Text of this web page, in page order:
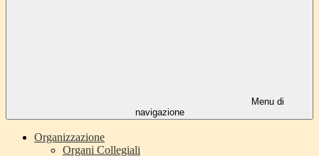
Menu di
navigazione
Organizzazione
Organi Collegiali